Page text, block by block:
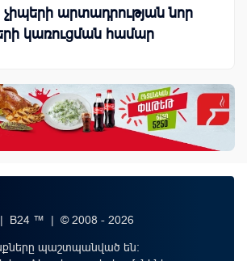
չիպերի արտադրության նոր
կառուցման համար
B24 ™ | © 2008 - 2026
պաշտպանված են: